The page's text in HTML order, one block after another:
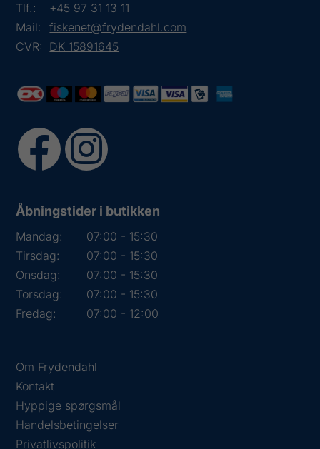
Tlf.:
+45 97 31 13 11
Mail:
fiskenet@frydendahl.com
CVR: DK 15891645
Åbningstider i butikken
Mandag:
07:00 - 15:30
Tirsdag:
07:00 - 15:30
Onsdag:
07:00 - 15:30
Torsdag:
07:00 - 15:30
Fredag:
07:00 - 12:00
Om Frydendahl
Kontakt
Hyppige spørgsmål
Handelsbetingelser
Privatlivspolitik